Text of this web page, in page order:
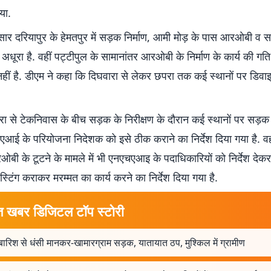
दरियापुर के हेमतपुर में सड़क निर्माण, आमी मोड़ के पास आरओबी व
अधूरा है. वहीं पट्टीपुल के सामानांतर आरओबी के निर्माण के कार्य की
है. डीएम ने कहा कि दिघवारा से लेकर छपरा तक कई स्थानों पर
से टेकनिवास के बीच सड़क के निरीक्षण के दौरान कई स्थानों पर
के परियोजना निदेशक को इसे ठीक कराने का निर्देश दिया गया है.
के टूटने के मामले में भी एनएचएआइ के पदाधिकारियों को निर्देश
कराकर मरम्मत का कार्य करने का निर्देश दिया गया है.
खबर डिजिटल टॉप स्टोरी
से धंसी मानकर-खामारग्राम सड़क, यातायात ठप, मुश्किल में ग्रामीण